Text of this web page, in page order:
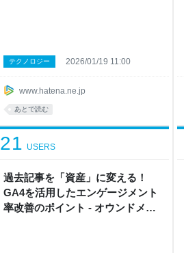
www.hatena.ne.jp
テクノロジー 2026/01/19 11:00
あとで読む
過去記事を「資産」に変える！
GA4を活用したエンゲージメント
率改善のポイント - オウンドメデ
21 USERS